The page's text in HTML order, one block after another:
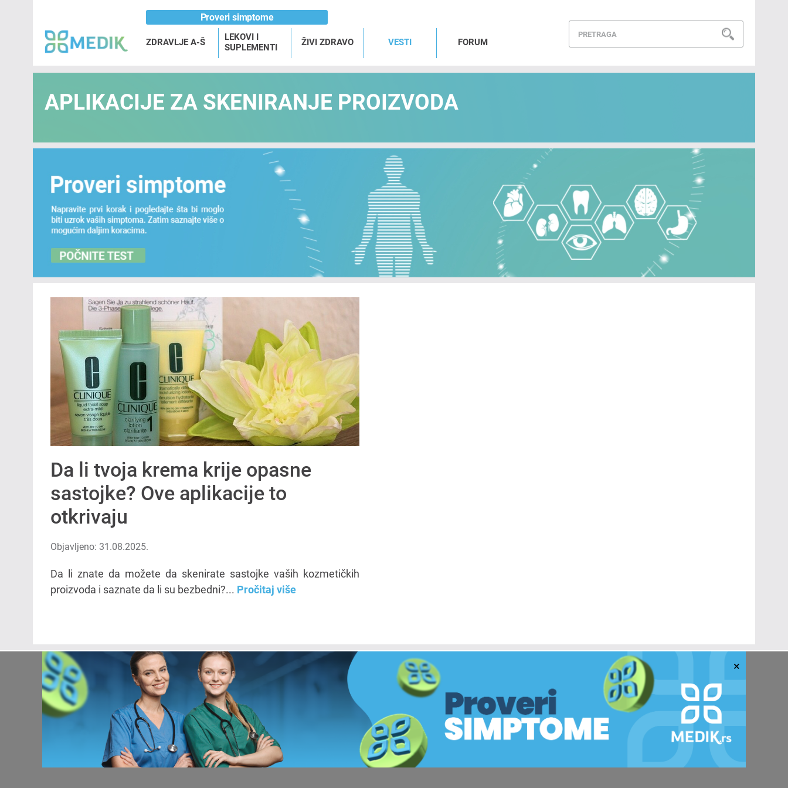
Proveri simptome
ZDRAVLJE A-Š
LEKOVI I
SUPLEMENTI
ŽIVI ZDRAVO VESTI FORUM
APLIKACIJE ZA SKENIRANJE PROIZVODA
Da li tvoja krema krije opasne
sastojke? Ove aplikacije to
otkrivaju
Objavljeno: 31.08.2025.
Da li znate da možete da skenirate sastojke vaših kozmetičkih
proizvoda i saznate da li su bezbedni?... Pročitaj više
×
©2019 Medik. Sva prava zadržana.
Medik ne pruža medicinske savete, dijagnoze ili
O nama
Kontakt
Urednička politika
Prijavi se na newsletter